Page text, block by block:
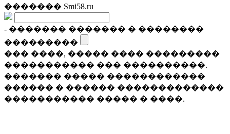
������� Smi58.ru
- ������� ������� � ��������
���������
��� ����, ����� ���� ���������
����������� ��� ����������.
������� ����� ������������
������ � ������ �������������
����������� ����� � ����.